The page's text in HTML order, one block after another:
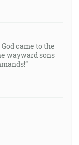
came to the
wayward sons